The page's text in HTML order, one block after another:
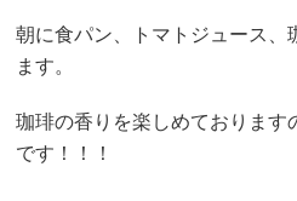
朝に食パン、トマトジュース、
ます。
珈琲の香りを楽しめております
です！！！